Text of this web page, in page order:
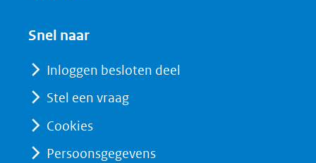
venster)
een
andere
Snel naar
Inloggen besloten deel
Stel een vraag
Cookies
Persoonsgegevens